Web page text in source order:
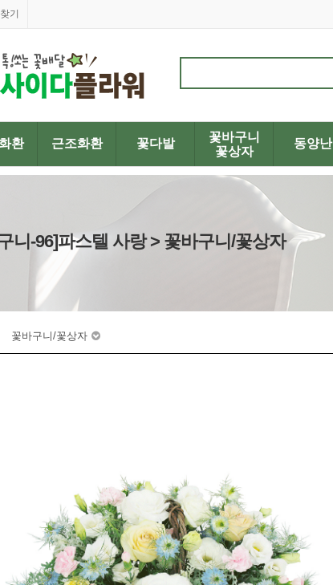
기
환 근조화환 꽃다발
꽃바구니
꽃상자
동양난
니-96]파스텔 사랑 > 꽃바구니/꽃상자
꽃바구니/꽃상자